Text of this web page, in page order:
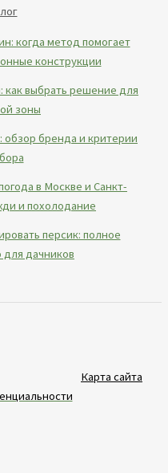
когда метод помогает
конструкции
выбрать решение для
зоны
обзор бренда и критерии
в Москве и Санкт-
и похолодание
персик: полное
для дачников
Карта сайта